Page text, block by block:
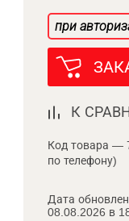
при
К
Код товара —
по телефону)
Дата
08.08.2026 в